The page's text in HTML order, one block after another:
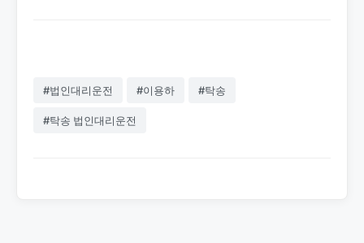
#법인대리운전 #이용하 #탁송
#탁송 법인대리운전